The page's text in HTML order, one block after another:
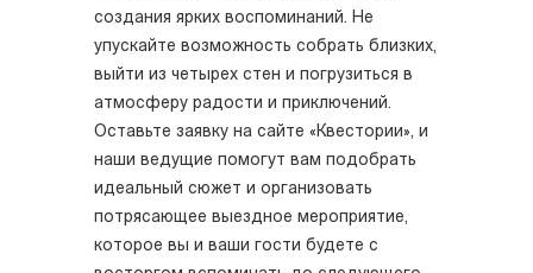
создания ярких воспоминаний. Не
упускайте возможность собрать близких,
выйти из четырех стен и погрузиться в
атмосферу радости и приключений.
Оставьте заявку на сайте «Квестории», и
наши ведущие помогут вам подобрать
идеальный сюжет и организовать
потрясающее выездное мероприятие,
которое вы и ваши гости будете с